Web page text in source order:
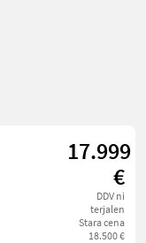
17.999
€
DDV ni
terjalen
Stara cena
18.500 €